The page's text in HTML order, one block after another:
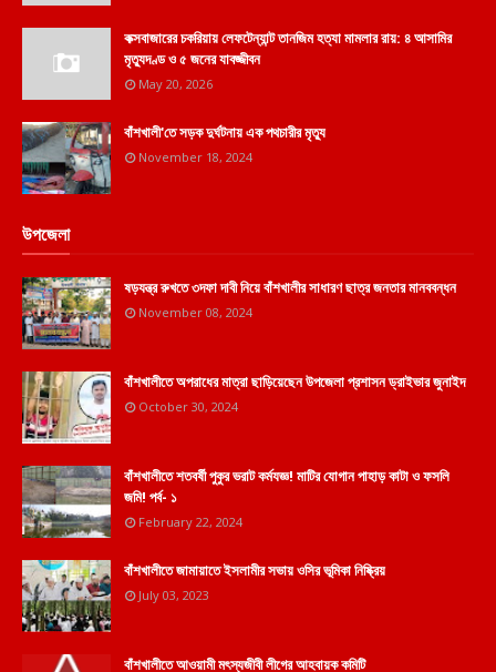
কক্সবাজারের চকরিয়ায় লেফটেন্যান্ট তানজিম হত্যা মামলার রায়: ৪ আসামির
মৃত্যুদণ্ড ও ৫ জনের যাবজ্জীবন
May 20, 2026
বাঁশখালী'তে সড়ক দুর্ঘটনায় এক পথচারীর মৃত্যু
November 18, 2024
উপজেলা
ষড়যন্ত্র রুখতে ৩দফা দাবী নিয়ে বাঁশখালীর সাধারণ ছাত্র জনতার মানববন্ধন
November 08, 2024
বাঁশখালীতে অপরাধের মাত্রা ছাড়িয়েছেন উপজেলা প্রশাসন ড্রাইভার জুনাইদ
October 30, 2024
বাঁশখালীতে শতবর্ষী পুকুর ভরাট কর্মযজ্ঞ! মাটির যোগান পাহাড় কাটা ও ফসলি
জমি! পর্ব- ১
February 22, 2024
বাঁশখালীতে জামায়াতে ইসলামীর সভায় ওসির ভূমিকা নিষ্ক্রিয়
July 03, 2023
বাঁশখালীতে আওয়ামী মৎস্যজীবী লীগের আহবায়ক কমিটি